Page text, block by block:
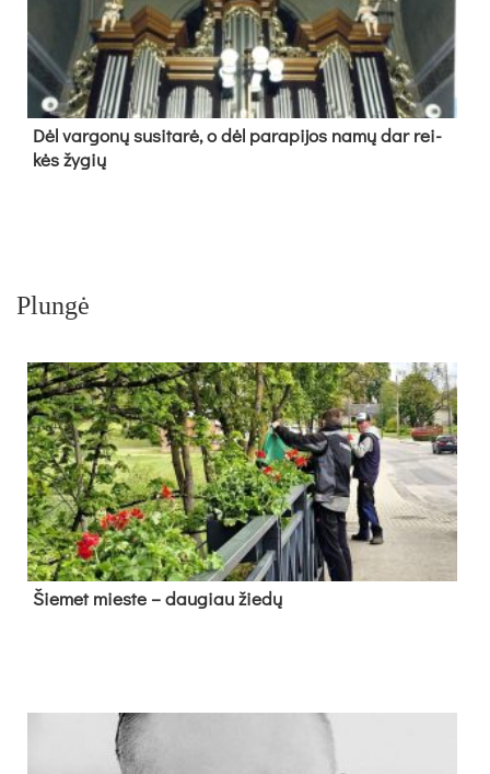
Dėl var­go­nų su­si­ta­rė, o dėl pa­ra­pi­jos na­mų dar rei­
kės žy­gių
Plungė
Šie­met mies­te – dau­giau žie­dų